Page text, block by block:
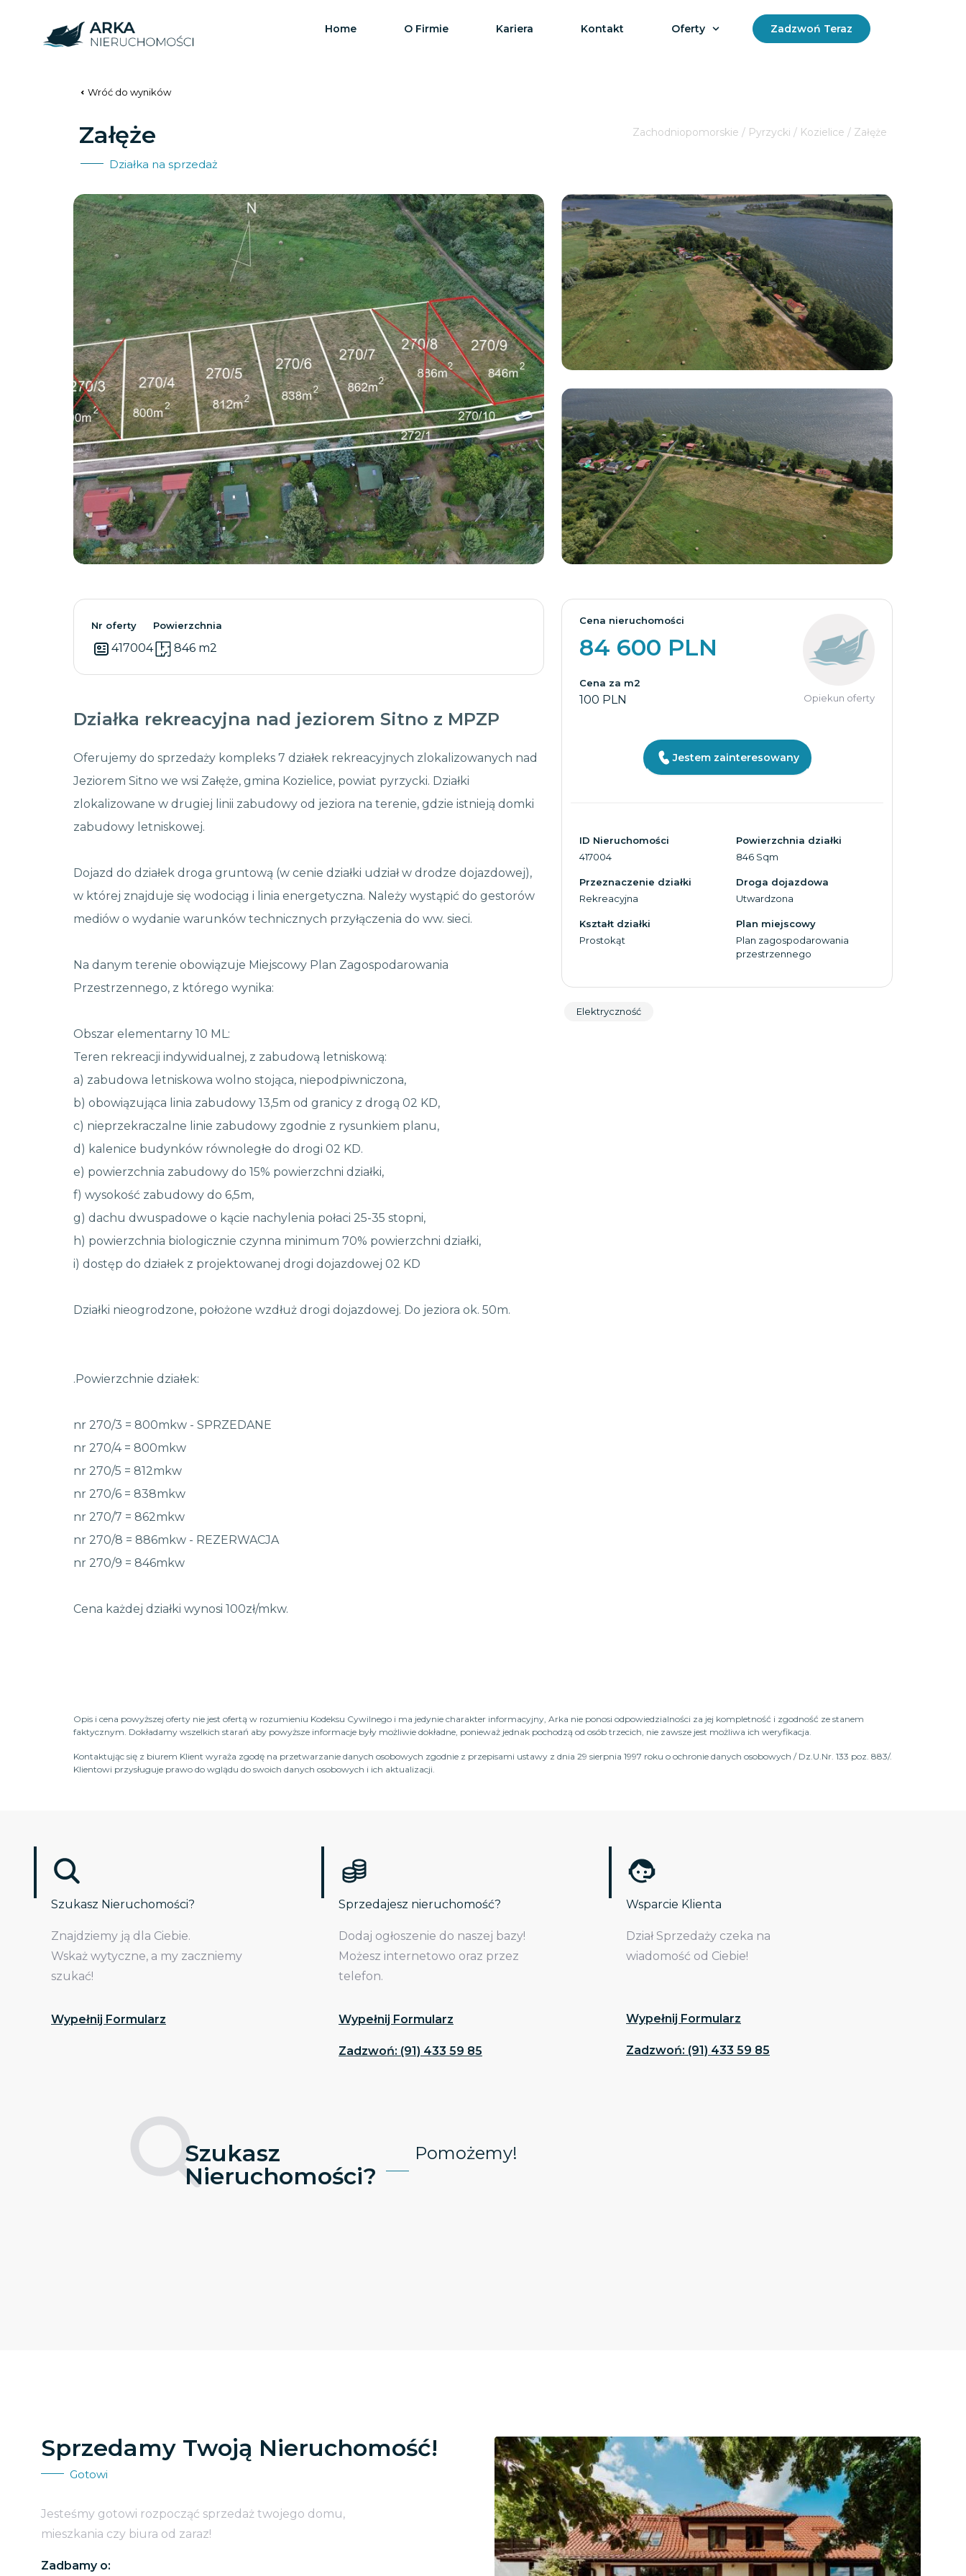
Home O Firmie Kariera Kontakt Oferty Zadzwoń Teraz
Wróć do wyników
Załęże
Działka na sprzedaż
Zachodniopomorskie / Pyrzycki / Kozielice / Załęże
Zobacz wszystkie
Nr oferty
417004
Powierzchnia
846 m2
Działka rekreacyjna nad jeziorem Sitno z MPZP
Oferujemy do sprzedaży kompleks 7 działek rekreacyjnych zlokalizowanych nad
Jeziorem Sitno we wsi Załęże, gmina Kozielice, powiat pyrzycki. Działki
zlokalizowane w drugiej linii zabudowy od jeziora na terenie, gdzie istnieją domki
zabudowy letniskowej.
Dojazd do działek droga gruntową (w cenie działki udział w drodze dojazdowej),
w której znajduje się wodociąg i linia energetyczna. Należy wystąpić do gestorów
mediów o wydanie warunków technicznych przyłączenia do ww. sieci.
Na danym terenie obowiązuje Miejscowy Plan Zagospodarowania
Przestrzennego, z którego wynika:
Obszar elementarny 10 ML:
Teren rekreacji indywidualnej, z zabudową letniskową:
a) zabudowa letniskowa wolno stojąca, niepodpiwniczona,
b) obowiązująca linia zabudowy 13,5m od granicy z drogą 02 KD,
c) nieprzekraczalne linie zabudowy zgodnie z rysunkiem planu,
d) kalenice budynków równoległe do drogi 02 KD.
e) powierzchnia zabudowy do 15% powierzchni działki,
f) wysokość zabudowy do 6,5m,
g) dachu dwuspadowe o kącie nachylenia połaci 25-35 stopni,
h) powierzchnia biologicznie czynna minimum 70% powierzchni działki,
i) dostęp do działek z projektowanej drogi dojazdowej 02 KD
Działki nieogrodzone, położone wzdłuż drogi dojazdowej. Do jeziora ok. 50m.
.Powierzchnie działek:
nr 270/3 = 800mkw - SPRZEDANE
nr 270/4 = 800mkw
nr 270/5 = 812mkw
nr 270/6 = 838mkw
nr 270/7 = 862mkw
nr 270/8 = 886mkw - REZERWACJA
nr 270/9 = 846mkw
Cena każdej działki wynosi 100zł/mkw.
Cena nieruchomości
84 600 PLN
Cena za m2
100 PLN Opiekun oferty
Jestem zainteresowany
ID Nieruchomości
417004
Powierzchnia działki
846 Sqm
Przeznaczenie działki
Rekreacyjna
Droga dojazdowa
Utwardzona
Kształt działki
Prostokąt
Plan miejscowy
Plan zagospodarowania
przestrzennego
Elektryczność
Opis i cena powyższej oferty nie jest ofertą w rozumieniu Kodeksu Cywilnego i ma jedynie charakter informacyjny, Arka nie ponosi odpowiedzialności za jej kompletność i zgodność ze stanem
faktycznym. Dokładamy wszelkich starań aby powyższe informacje były możliwie dokładne, ponieważ jednak pochodzą od osób trzecich, nie zawsze jest możliwa ich weryfikacja.
Kontaktując się z biurem Klient wyraża zgodę na przetwarzanie danych osobowych zgodnie z przepisami ustawy z dnia 29 sierpnia 1997 roku o ochronie danych osobowych / Dz.U.Nr. 133 poz. 883/.
Klientowi przysługuje prawo do wglądu do swoich danych osobowych i ich aktualizacji.
Szukasz Nieruchomości?
Znajdziemy ją dla Ciebie.
Wskaż wytyczne, a my zaczniemy
szukać!
Wypełnij Formularz
Sprzedajesz nieruchomość?
Dodaj ogłoszenie do naszej bazy!
Możesz internetowo oraz przez
telefon.
Wypełnij Formularz
Zadzwoń: (91) 433 59 85
Wsparcie Klienta
Dział Sprzedaży czeka na
wiadomość od Ciebie!
Wypełnij Formularz
Zadzwoń: (91) 433 59 85
Szukasz
Nieruchomości?
Pomożemy!
Sprzedamy Twoją Nieruchomość!
Gotowi
Jesteśmy gotowi rozpocząć sprzedaż twojego domu,
mieszkania czy biura od zaraz!
Zadbamy o: